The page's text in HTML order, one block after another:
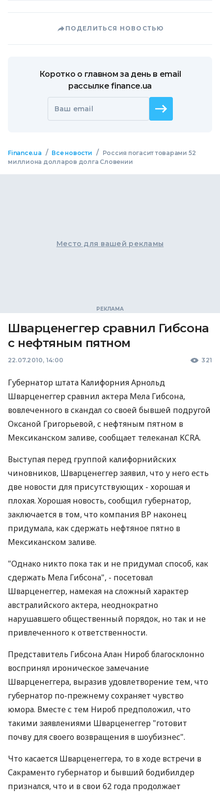
ПОДЕЛИТЬСЯ НОВОСТЬЮ
Коротко о главном за день в email
рассылке finance.ua
Ваш email
Finance.ua / Все новости /
Россия погасит товарами 52
миллиона долларов долга Словении
Место для вашей рекламы
Шварценеггер сравнил Гибсона
с нефтяным пятном
22.07.2010, 14:00 321
Губернатор штата Калифорния Арнольд
Шварценеггер сравнил актера Мела Гибсона,
вовлеченного в скандал со своей бывшей подругой
Оксаной Григорьевой, с нефтяным пятном в
Мексиканском заливе, сообщает телеканал KCRA.
Выступая перед группой калифорнийских
чиновников, Шварценеггер заявил, что у него есть
две новости для присутствующих - хорошая и
плохая. Хорошая новость, сообщил губернатор,
заключается в том, что компания BP наконец
придумала, как сдержать нефтяное пятно в
Мексиканском заливе.
"Однако никто пока так и не придумал способ, как
сдержать Мела Гибсона", - посетовал
Шварценеггер, намекая на сложный характер
австралийского актера, неоднократно
нарушавшего общественный порядок, но так и не
привлеченного к ответственности.
Представитель Гибсона Алан Нироб благосклонно
воспринял ироническое замечание
Шварценеггера, выразив удовлетворение тем, что
губернатор по-прежнему сохраняет чувство
юмора. Вместе с тем Нироб предположил, что
такими заявлениями Шварценеггер "готовит
почву для своего возвращения в шоубизнес".
Что касается Шварценеггера, то в ходе встречи в
Сакраменто губернатор и бывший бодибилдер
признался, что и в свои 62 года продолжает